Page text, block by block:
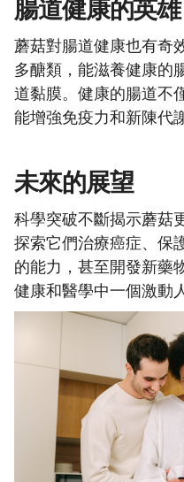
腸道健康的英雄
蘑菇對腸道健康也有奇
多醣類，能滋養健康的
道黏膜。健康的腸道不
能增強免疫力和新陳代
未來的展望
科學突破不斷揭示蘑菇
探索它們治療癌症、保
的能力，甚至開發新藥
健康和醫學中一個激動